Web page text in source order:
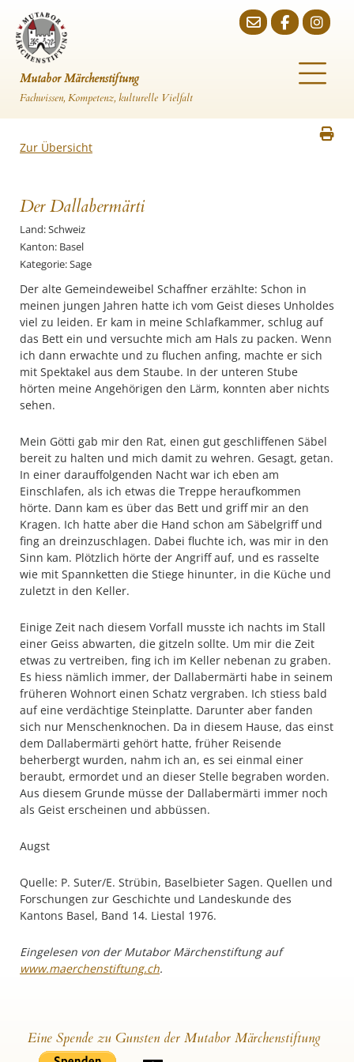
Mutabor Märchenstiftung
Fachwissen, Kompetenz, kulturelle Vielfalt
Zur Übersicht
Der Dallabermärti
Land: Schweiz
Kanton: Basel
Kategorie: Sage
Der alte Gemeindeweibel Schaffner erzählte: Schon in
meinen jungen Jahren hatte ich vom Geist dieses Unholdes
viel zu leiden. Er kam in meine Schlafkammer, schlug auf
das Bett ein und versuchte mich am Hals zu packen. Wenn
ich dann erwachte und zu fluchen anfing, machte er sich
mit Spektakel aus dem Staube. In der unteren Stube
hörten meine Angehörigen den Lärm, konnten aber nichts
sehen.
Mein Götti gab mir den Rat, einen gut geschliffenen Säbel
bereit zu halten und mich damit zu wehren. Gesagt, getan.
In einer darauffolgenden Nacht war ich eben am
Einschlafen, als ich etwas die Treppe heraufkommen
hörte. Dann kam es über das Bett und griff mir an den
Kragen. Ich hatte aber die Hand schon am Säbelgriff und
fing an dreinzuschlagen. Dabei fluchte ich, was mir in den
Sinn kam. Plötzlich hörte der Angriff auf, und es rasselte
wie mit Spannketten die Stiege hinunter, in die Küche und
zuletzt in den Keller.
Einige Zeit nach diesem Vorfall musste ich nachts im Stall
einer Geiss abwarten, die gitzeln sollte. Um mir die Zeit
etwas zu vertreiben, fing ich im Keller nebenan zu graben.
Es hiess nämlich immer, der Dallabermärti habe in seinem
früheren Wohnort einen Schatz vergraben. Ich stiess bald
auf eine verdächtige Steinplatte. Darunter aber fanden
sich nur Menschenknochen. Da in diesem Hause, das einst
dem Dallabermärti gehört hatte, früher Reisende
beherbergt wurden, nahm ich an, es sei einmal einer
beraubt, ermordet und an dieser Stelle begraben worden.
Aus diesem Grunde müsse der Dallabermärti immer noch
als Geist erscheinen und abbüssen.
Augst
Quelle: P. Suter/E. Strübin, Baselbieter Sagen. Quellen und
Forschungen zur Geschichte und Landeskunde des
Kantons Basel, Band 14. Liestal 1976.
Eingelesen von der Mutabor Märchenstiftung auf
www.maerchenstiftung.ch.
Eine Spende zu Gunsten der Mutabor Märchenstiftung